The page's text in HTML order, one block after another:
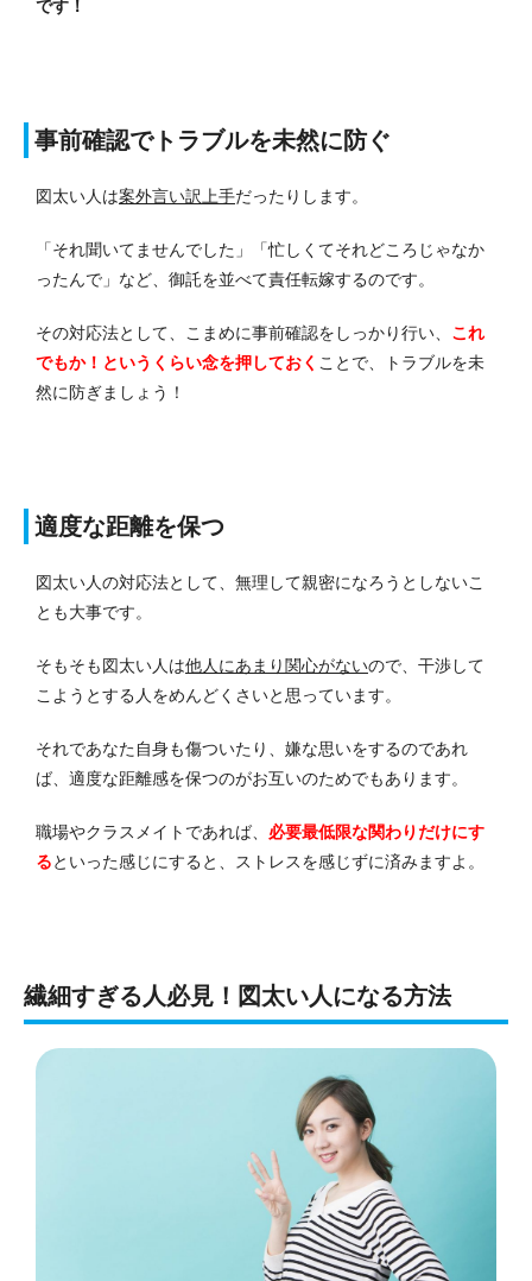
です！
事前確認でトラブルを未然に防ぐ
図太い人は案外言い訳上手だったりします。
「それ聞いてませんでした」「忙しくてそれどころじゃなか
ったんで」など、御託を並べて責任転嫁するのです。
その対応法として、こまめに事前確認をしっかり行い、 これ
でもか！というくらい念を押しておく ことで、トラブルを未
然に防ぎましょう！
適度な距離を保つ
図太い人の対応法として、無理して親密になろうとしないこ
とも大事です。
そもそも図太い人は他人にあまり関心がないので、干渉して
こようとする人をめんどくさいと思っています。
それであなた自身も傷ついたり、嫌な思いをするのであれ
ば、適度な距離感を保つのがお互いのためでもあります。
職場やクラスメイトであれば、 必要最低限な関わりだけにす
るといった感じにすると、ストレスを感じずに済みますよ。
繊細すぎる人必見！図太い人になる方法